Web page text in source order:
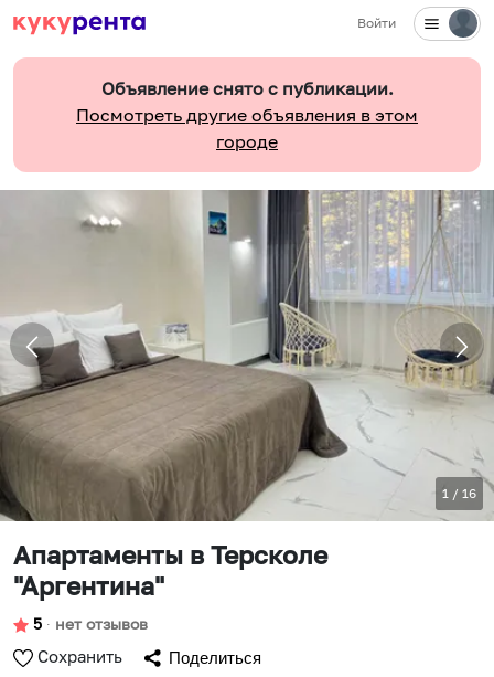
Войти
Объявление снято с публикации.
Посмотреть другие объявления в этом
городе
1 / 16
Апартаменты в Терсколе
"Аргентина"
5 ∙ нет отзывов
Сохранить Поделиться